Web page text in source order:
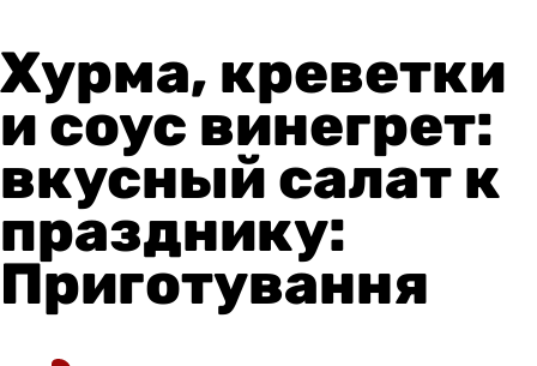
Хурма, креветки
и соус винегрет:
вкусный салат к
празднику:
Приготування